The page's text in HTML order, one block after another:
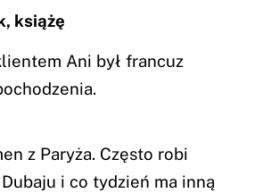
książę
Ani był francuz
z Paryża. Często robi
i co tydzień ma inną